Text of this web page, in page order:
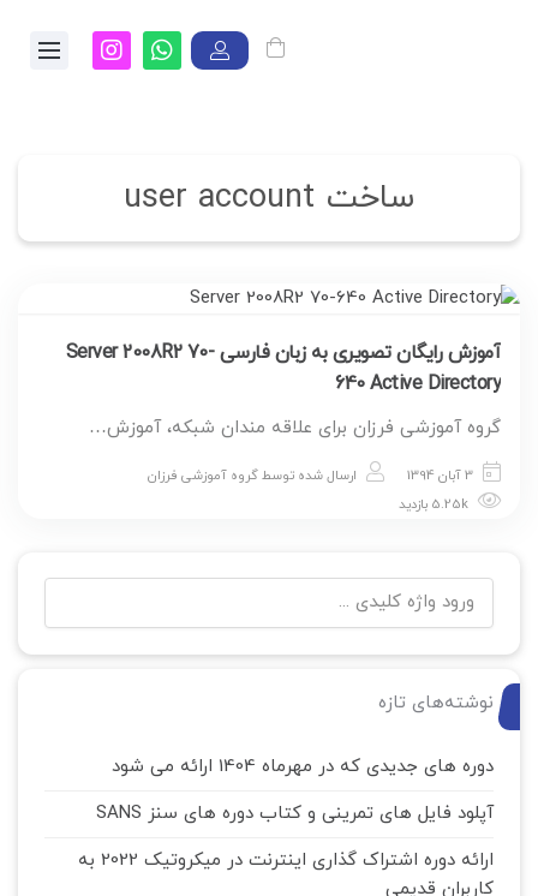
ساخت user account
آموزش رایگان تصویری به زبان فارسی Server 2008R2 70-
640 Active Directory
گروه آموزشی فرزان برای علاقه مندان شبکه، آموزش…
3 آبان 1394 ارسال شده توسطگروه آموزشی فرزان
نوشته‌های تازه
دوره های جدیدی که در مهرماه 1404 ارائه می شود
آپلود فایل های تمرینی و کتاب دوره های سنز SANS
ارائه دوره اشتراک گذاری اینترنت در میکروتیک 2022 به
کاربران قدیمی